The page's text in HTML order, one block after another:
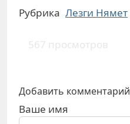
Рубрика Лезги Нямет
567 просмотров
Добавить комментарий
Ваше имя